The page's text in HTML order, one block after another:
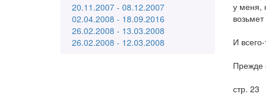
20.11.2007 - 08.12.2007
02.04.2008 - 18.09.2016
26.02.2008 - 13.03.2008
26.02.2008 - 12.03.2008
у меня,
И
Прежде
стр. 23